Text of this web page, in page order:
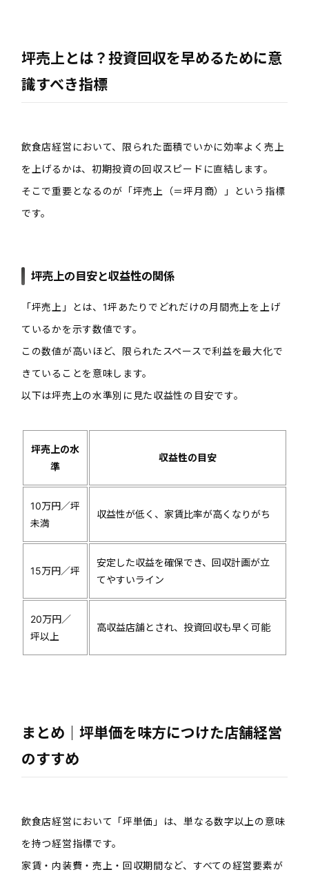
坪売上とは？投資回収を早めるために意
識すべき指標
飲食店経営において、限られた面積でいかに効率よく売上
を上げるかは、初期投資の回収スピードに直結します。
そこで重要となるのが「坪売上（＝坪月商）」という指標
です。
坪売上の目安と収益性の関係
「坪売上」とは、1坪あたりでどれだけの月間売上を上げ
ているかを示す数値です。
この数値が高いほど、限られたスペースで利益を最大化で
きていることを意味します。
以下は坪売上の水準別に見た収益性の目安です。
坪売上の水
準
収益性の目安
10万円／坪
未満
収益性が低く、家賃比率が高くなりがち
15万円／坪
安定した収益を確保でき、回収計画が立
てやすいライン
20万円／
坪以上
高収益店舗とされ、投資回収も早く可能
まとめ｜坪単価を味方につけた店舗経営
のすすめ
飲食店経営において「坪単価」は、単なる数字以上の意味
を持つ経営指標です。
家賃・内装費・売上・回収期間など、すべての経営要素が